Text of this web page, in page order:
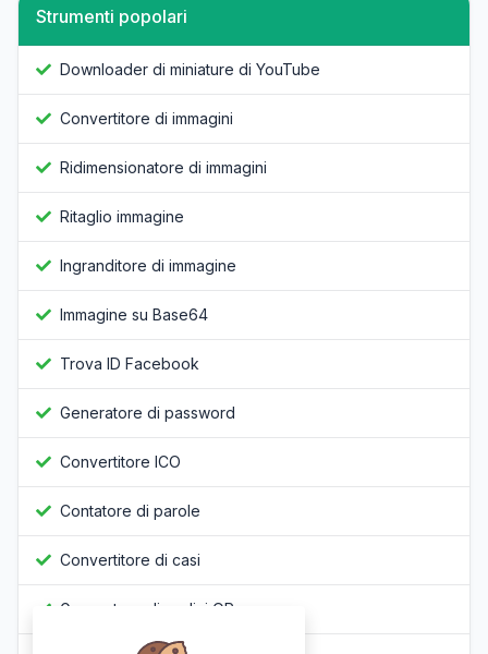
Strumenti popolari
Downloader di miniature di YouTube
Convertitore di immagini
Ridimensionatore di immagini
Ritaglio immagine
Ingranditore di immagine
Immagine su Base64
Trova ID Facebook
Generatore di password
Convertitore ICO
Contatore di parole
Convertitore di casi
Generatore di codici QR